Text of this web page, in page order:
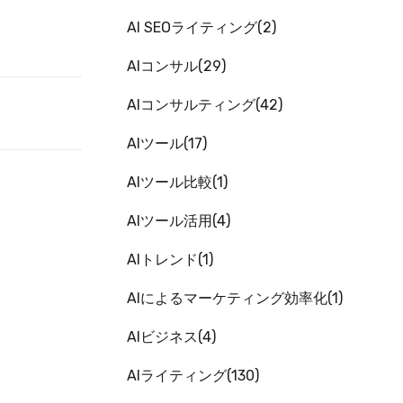
AI SEOライティング 2
AIコンサル 29
AIコンサルティング 42
AIツール 17
AIツール比較 1
AIツール活用 4
AIトレンド 1
AIによるマーケティング効率化 1
AIビジネス 4
AIライティング 130